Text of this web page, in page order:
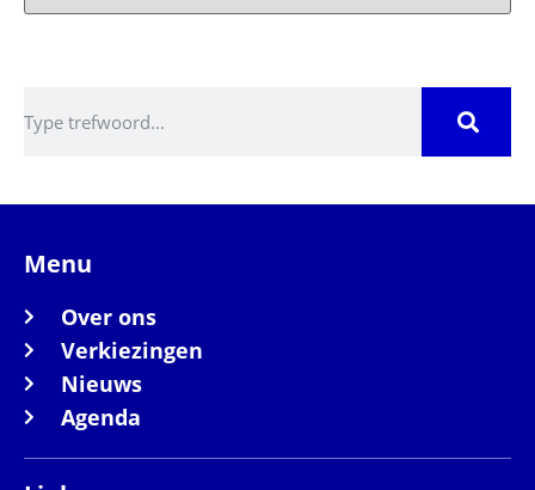
Menu
Over ons
Verkiezingen
Nieuws
Agenda